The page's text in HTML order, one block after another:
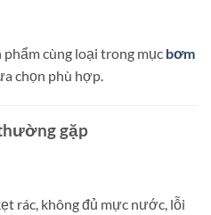
phẩm cùng loại trong mục bơm
chọn phù hợp.
gặp
rác, không đủ mực nước, lỗi